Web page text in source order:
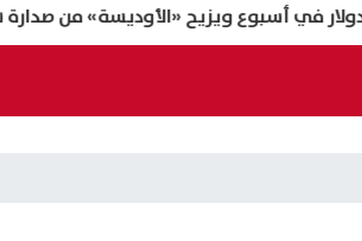
ويزيح «الأوديسة» من صدارة شباك